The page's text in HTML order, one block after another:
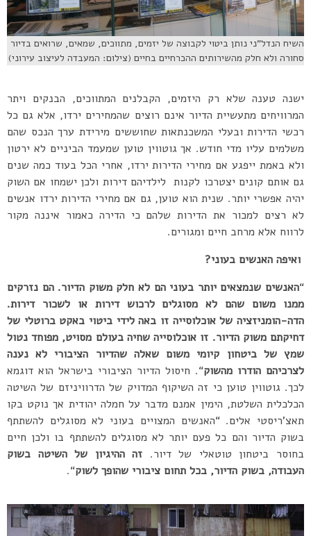
השיח הנדל”ני נותן ביטוי לקבוצה של יזמים, מתווכים, שמאים, שרואים בדיור
סחורה ולא חלק מהשירותים ההכרחיים בחיים (צילום: המעבדה לעיצוב עירוני)
ישנה טענה שלא רק היזמים, הקבלנים המתווכים, הבנקים ויתר
המרוויחים מתעשיית הדיור אינם רוצים שהמחירים ירדו, אלא גם כל
רכשי הדירות ובעלי המשכנתאות שחוששים מירידת ערך הנכס שהם
משלמים עליו מדי חודש. אך גוטווין טוען שמעמד הביניים לא ירטון
ולא באמת ייפגע אם מחירי הדירות ירדו, אחרי הכל בעוד כמה שנים
גם אותם קונים יצטרכו לקנות לילדיהם דירות ולכן ישמחו אם השוק
יהיה אפשרי יותר. שנית הוא טוען, גם אם מחירי הדירות ירדו אנשים
לא רצים למכור את הדירות שלהם כי הדירה כאמור איננה מקור
לרווח אלא מרחב חיים ומגורים.
ואיפה האנשים בעוני?
“האנשים שנמצאים יותר בעוני הם לא חלק משוק הדיור. הם נזרקים
ממנו משום שהם לא מסוגלים לרכוש דירות או לשכור דירות.
הדה-הומניזציה של אוכלוסייה זו באה לידי ביטוי באקט ברוטלי של
דחיקתם משוק הדיור. זו אוכלוסייה שחיה בעולם מסויט, מפוחד נטול
שמץ של ביטחון קיומי משום שאלה שהדיור הציבורי לא נענה
לצרכיהם הודרו מהשוק“. חיסול הדיור הציבורי בישראל הוא דוגמא
לכך. גוטווין טוען כי זה השיקוף המדויק של הדרוויניזם של השיטה
הכלכלית השלטת, הימין אמנם מדבר על חמלה יהודית אך נוקט בקו
תאצ’ריסטי אלים. “האנשים המצויים בעוני לא מסוגלים להשתתף
בשוק הדיור והם כל פעם יותר לא מסוגלים להשתתף בו ולכן חיים
בחוסר ביטחון טוטאלי של דיור. זה ההיגיון של השיטה בשוק
העבודה, בשוק הדיור, בכל תחום ציבורי שהופך לשוק“.